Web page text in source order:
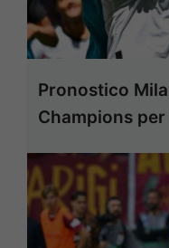
Pronostico
Champions